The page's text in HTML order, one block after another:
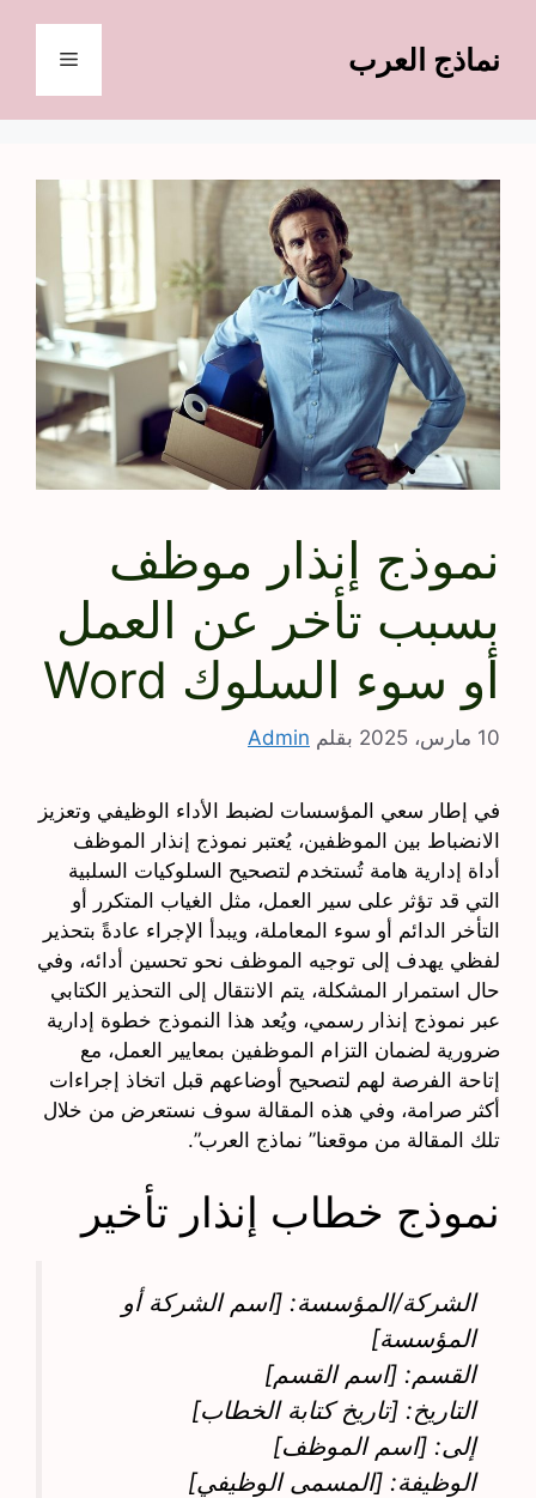
المحتوىنماذج العرب القائمة
نموذج إنذار موظف
بسبب تأخر عن العمل
أو سوء السلوك Word
10 مارس، 2025 بقلم Admin
في إطار سعي المؤسسات لضبط الأداء الوظيفي وتعزيز
الانضباط بين الموظفين، يُعتبر نموذج إنذار الموظف
أداة إدارية هامة تُستخدم لتصحيح السلوكيات السلبية
التي قد تؤثر على سير العمل، مثل الغياب المتكرر أو
التأخر الدائم أو سوء المعاملة، ويبدأ الإجراء عادةً بتحذير
لفظي يهدف إلى توجيه الموظف نحو تحسين أدائه، وفي
حال استمرار المشكلة، يتم الانتقال إلى التحذير الكتابي
عبر نموذج إنذار رسمي، ويُعد هذا النموذج خطوة إدارية
ضرورية لضمان التزام الموظفين بمعايير العمل، مع
إتاحة الفرصة لهم لتصحيح أوضاعهم قبل اتخاذ إجراءات
أكثر صرامة، وفي هذه المقالة سوف نستعرض من خلال
تلك المقالة من موقعنا” نماذج العرب”.
نموذج خطاب إنذار تأخير
الشركة/المؤسسة: [اسم الشركة أو
المؤسسة]
القسم: [اسم القسم]
التاريخ: [تاريخ كتابة الخطاب]
إلى: [اسم الموظف]
الوظيفة: [المسمى الوظيفي]